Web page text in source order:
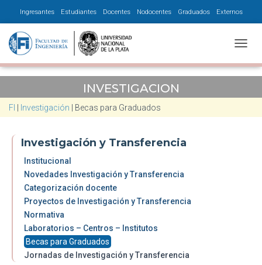
Ingresantes Estudiantes Docentes Nodocentes Graduados Externos
INVESTIGACION
FI Investigación Becas para Graduados
Investigación y Transferencia
Institucional
Novedades Investigación y Transferencia
Categorización docente
Proyectos de Investigación y Transferencia
Normativa
Laboratorios – Centros – Institutos
Becas para Graduados
Jornadas de Investigación y Transferencia